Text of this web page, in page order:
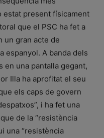
estat present físicament
que el PSC ha fet a
un gran acte de
espanyol. A banda dels
en una pantalla gegant,
Illa ha aprofitat el seu
els caps de govern
i ha fet una
de la “resistència
una “resistència